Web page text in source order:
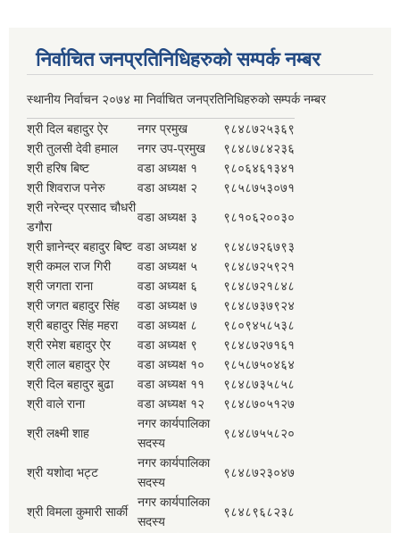
निर्वाचित जनप्रतिनिधिहरुको सम्पर्क नम्बर
स्थानीय निर्वाचन २०७४ मा निर्वाचित जनप्रतिनिधिहरुको सम्पर्क नम्बर
श्री दिल बहादुर ऐर नगर प्रमुख
९८४८७२५३६९
श्री तुलसी देवी हमाल
नगर उप-प्रमुख
९८४८७८४२३६
श्री हरिष बिष्ट
वडा अध्यक्ष १
९८०६४६१३४१
श्री शिवराज पनेरु
वडा अध्यक्ष २
९८५८७५३०७१
श्री नरेन्द्र प्रसाद चौधरी
डगौरा
वडा अध्यक्ष ३ ९८१०६२००३०
श्री ज्ञानेन्द्र बहादुर बिष्ट वडा अध्यक्ष ४
९८४८७२६७९३
श्री कमल राज गिरी
वडा अध्यक्ष ५
९८४८७२५९२१
श्री जगता राना
वडा अध्यक्ष ६
९८४८७२१८४८
श्री जगत बहादुर सिंह
वडा अध्यक्ष ७
९८४८७३७९२४
श्री बहादुर सिंह महरा
वडा अध्यक्ष ८
९८०९४५८५३८
श्री रमेश बहादुर ऐर
वडा अध्यक्ष ९
९८४८७२७१६१
श्री लाल बहादुर ऐर
वडा अध्यक्ष १०
९८५८७५०४६४
श्री दिल बहादुर बुढा
वडा अध्यक्ष ११
९८४८७३५८५८
श्री वाले राना
वडा अध्यक्ष १२ ९८४८७०५१२७
श्री लक्ष्मी शाह
नगर कार्यपालिका
सदस्य
९८४८७५५८२०
श्री यशोदा भट्ट
नगर कार्यपालिका
सदस्य
९८४८७२३०४७
श्री विमला कुमारी सार्की
नगर कार्यपालिका
सदस्य
९८४८९६८२३८